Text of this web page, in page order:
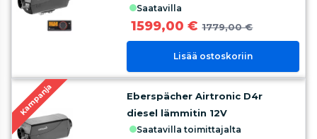
saatavilla
1599,00 € 1779,00 €
Lisää ostoskoriin
Kampanja
Eberspächer Airtronic D4r
diesel lämmitin 12V
saatavilla toimittajalta